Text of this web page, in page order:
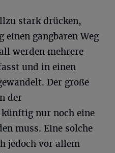
stark drücken,
einen gangbaren Weg
werden mehrere
und in einen
Der große
der
nur noch eine
muss. Eine solche
jedoch vor allem